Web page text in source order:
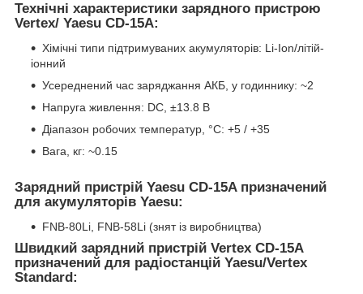
Технічні характеристики зарядного пристрою
Vertex/ Yaesu CD-15A:
Хімічні типи підтримуваних акумуляторів: Li-Ion/літій-
іонний
Усереднений час заряджання АКБ, у годиннику: ~2
Напруга живлення: DC, ±13.8 В
Діапазон робочих температур, °C: +5 / +35
Вага, кг: ~0.15
Зарядний пристрій Yaesu CD-15A призначений
для акумуляторів Yaesu:
FNB-80Li, FNB-58Li (знят із виробництва)
Швидкий зарядний пристрій Vertex CD-15A
призначений для радіостанцій Yaesu/Vertex
Standard: